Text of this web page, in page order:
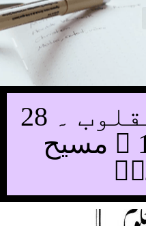
تریاق القلوب ۔ 28
اکتوبر 1902 ۔ مسیح